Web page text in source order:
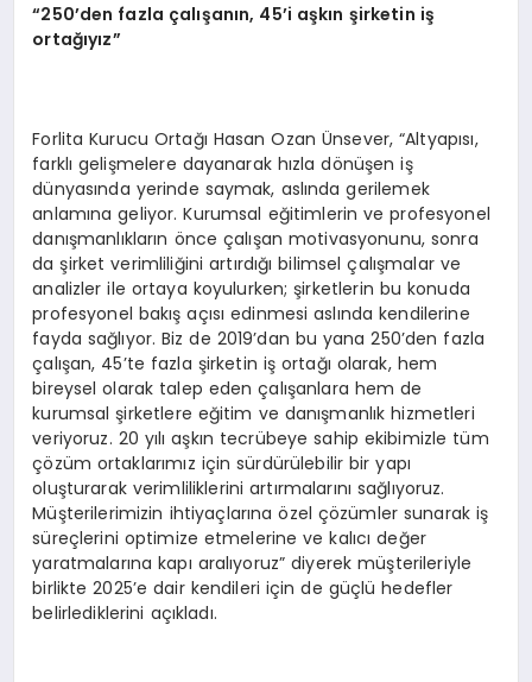
“250’den fazla çalışanın, 45’i aşkın şirketin iş
ortağıyız”
Forlita Kurucu Ortağı Hasan Ozan Ünsever, “Altyapısı,
farklı gelişmelere dayanarak hızla dönüşen iş
dünyasında yerinde saymak, aslında gerilemek
anlamına geliyor. Kurumsal eğitimlerin ve profesyonel
danışmanlıkların önce çalışan motivasyonunu, sonra
da şirket verimliliğini artırdığı bilimsel çalışmalar ve
analizler ile ortaya koyulurken; şirketlerin bu konuda
profesyonel bakış açısı edinmesi aslında kendilerine
fayda sağlıyor. Biz de 2019’dan bu yana 250’den fazla
çalışan, 45’te fazla şirketin iş ortağı olarak, hem
bireysel olarak talep eden çalışanlara hem de
kurumsal şirketlere eğitim ve danışmanlık hizmetleri
veriyoruz. 20 yılı aşkın tecrübeye sahip ekibimizle tüm
çözüm ortaklarımız için sürdürülebilir bir yapı
oluşturarak verimliliklerini artırmalarını sağlıyoruz.
Müşterilerimizin ihtiyaçlarına özel çözümler sunarak iş
süreçlerini optimize etmelerine ve kalıcı değer
yaratmalarına kapı aralıyoruz” diyerek müşterileriyle
birlikte 2025’e dair kendileri için de güçlü hedefler
belirlediklerini açıkladı.